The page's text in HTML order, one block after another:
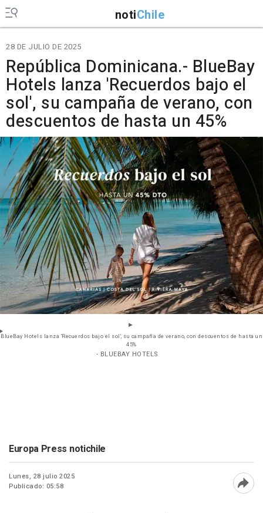
notiChile
28 DE JULIO DE 2025
República Dominicana.- BlueBay
Hotels lanza 'Recuerdos bajo el
sol', su campaña de verano, con
descuentos de hasta un 45%
BlueBay Hotels lanza 'Recuerdos bajo el sol', su campaña de verano, con descuentos de hasta un
45%
- BLUEBAY HOTELS
Europa Press notichile
Lunes, 28 julio 2025
Publicado: 05:58